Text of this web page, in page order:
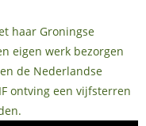
haar Groningse
eigen werk bezorgen
de Nederlandse
ontving een vijfsterren